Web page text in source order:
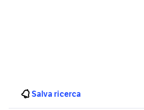
Salva ricerca